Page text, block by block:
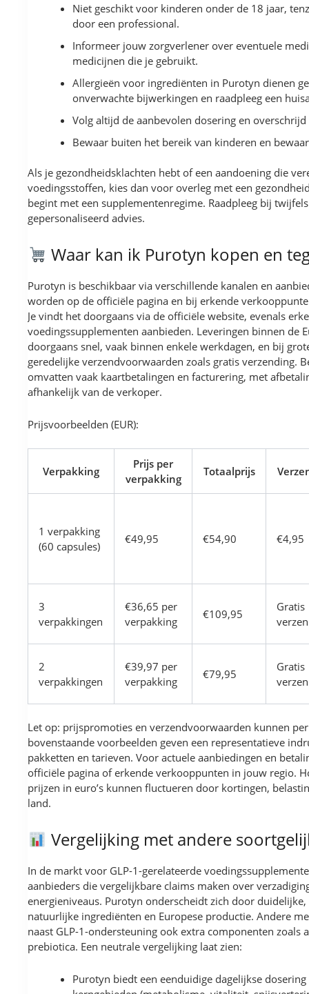
Niet geschikt voor kinderen onder de 18 jaar,
door een professional.
Informeer jouw zorgverlener over eventuele
medicijnen die je gebruikt.
Allergieën voor ingrediënten in Purotyn dienen
onverwachte bijwerkingen en raadpleeg een
Volg altijd de aanbevolen dosering en overschrijd
Bewaar buiten het bereik van kinderen en
Als je gezondheidsklachten hebt of een aandoening die
voedingsstoffen, kies dan voor overleg met een
begint met een supplementenregime. Raadpleeg bij
gepersonaliseerd advies.
Waar kan ik Purotyn kopen en
Purotyn is beschikbaar via verschillende kanalen en
worden op de officiële pagina en bij erkende
Je vindt het doorgaans via de officiële website, evenals
voedingssupplementen aanbieden. Leveringen binnen de
doorgaans snel, vaak binnen enkele werkdagen, en bij
geredelijke verzendvoorwaarden zoals gratis verzending.
omvatten vaak kaartbetalingen en facturering, met
afhankelijk van de verkoper.
Prijsvoorbeelden (EUR):
Verpakking
Prijs per
verpakking
Totaalprijs
1 verpakking
(60 capsules)
€49,95 €54,90 €4,95
3
verpakkingen
€36,65 per
verpakking
€109,95
Gratis
2
verpakkingen
€39,97 per
verpakking
€79,95
Gratis
Let op: prijspromoties en verzendvoorwaarden kunnen
bovenstaande voorbeelden geven een representatieve
pakketten en tarieven. Voor actuele aanbiedingen en
officiële pagina of erkende verkooppunten in jouw regio.
prijzen in euro’s kunnen fluctueren door kortingen,
land.
Vergelijking met andere
In de markt voor GLP-1-gerelateerde
aanbieders die vergelijkbare claims maken over
energieniveaus. Purotyn onderscheidt zich door
natuurlijke ingrediënten en Europese productie. Andere
naast GLP-1-ondersteuning ook extra componenten zoals
prebiotica. Een neutrale vergelijking laat zien:
Purotyn biedt een eenduidige dagelijkse